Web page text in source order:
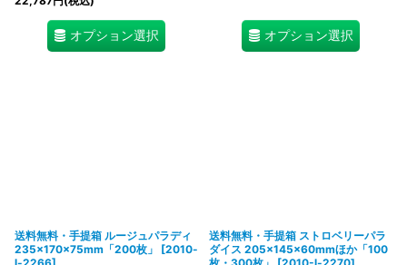
オプション選択 オプション選択
送料無料・手提箱 ルージュパラディ
235×170×75mm「200枚」
[2010-
送料無料・手提箱 ストロベリーパラ
ダイス 205×145×60mmほか「100